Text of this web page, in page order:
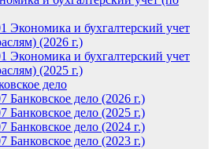
Экономика и бухгалтерский учет
(2026 г.)
Экономика и бухгалтерский учет
(2025 г.)
дело
Банковское дело (2026 г.)
Банковское дело (2025 г.)
Банковское дело (2024 г.)
Банковское дело (2023 г.)